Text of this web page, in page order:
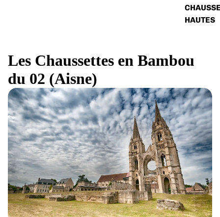
HAUTES
Les Chaussettes en Bambou
du 02 (Aisne)